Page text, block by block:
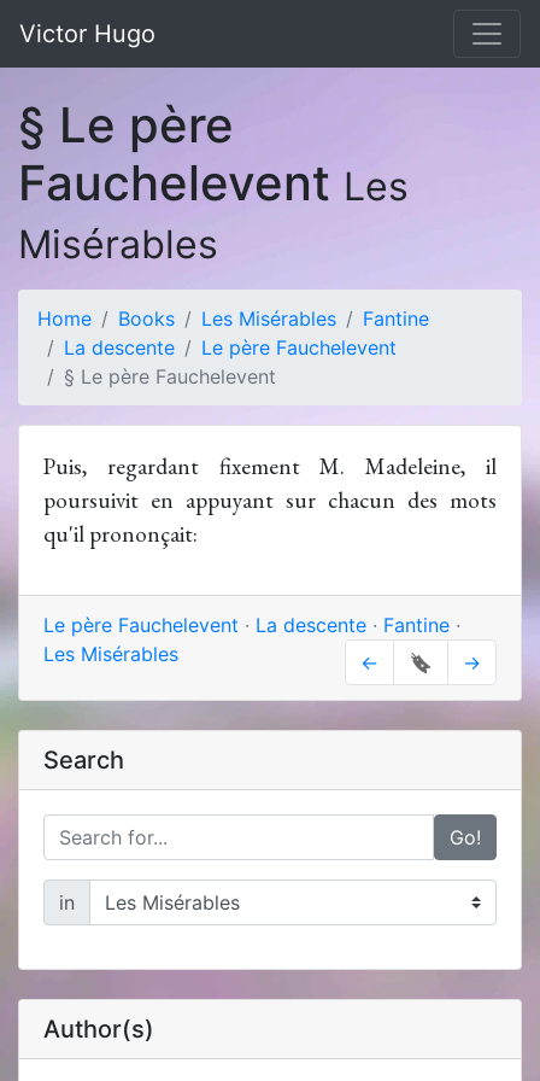
Victor Hugo
§ Le père
Fauchelevent Les
Misérables
Home Books Les Misérables
Fantine
La descente
Le père Fauchelevent
§ Le père Fauchelevent
Puis, regardant fixement M. Madeleine, il
poursuivit en appuyant sur chacun des mots
qu'il prononçait:
Le père Fauchelevent · La descente · Fantine ·
Les Misérables
← 🔖 →
Search
Go!
in
Author(s)